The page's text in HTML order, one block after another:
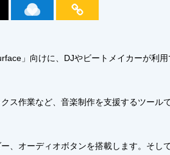
」向けに、DJやビートメイカーが利
ス作業など、音楽制作を支援するツー
、オーディオボタンを搭載します。そし